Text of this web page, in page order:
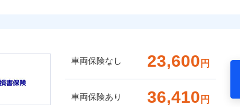
車両保険なし 23,600 円
車両保険あり 36,410 円